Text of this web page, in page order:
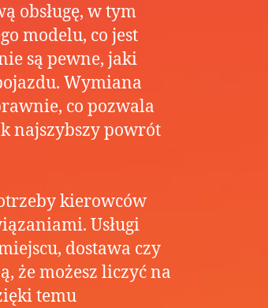
obsługę, w tym
modelu, co jest
są pewne, jaki
Wymiana
co pozwala
najszybszy powrót
kierowców
Usługi
dostawa czy
że możesz liczyć na
temu